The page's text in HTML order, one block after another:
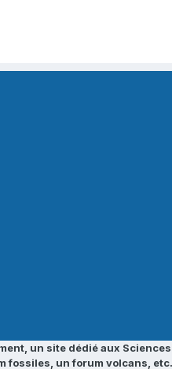
un site dédié aux
un forum volcans,